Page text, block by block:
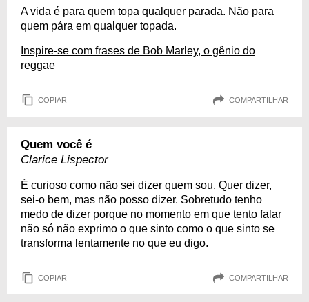
A vida é para quem topa qualquer parada. Não para
quem pára em qualquer topada.
Inspire-se com frases de Bob Marley, o gênio do
reggae
COPIAR COMPARTILHAR
Quem você é
Clarice Lispector
É curioso como não sei dizer quem sou. Quer dizer,
sei-o bem, mas não posso dizer. Sobretudo tenho
medo de dizer porque no momento em que tento falar
não só não exprimo o que sinto como o que sinto se
transforma lentamente no que eu digo.
COPIAR COMPARTILHAR